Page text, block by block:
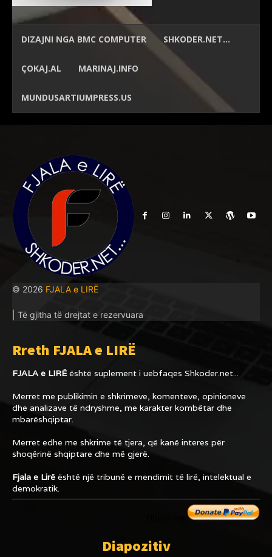
DIZAJNI NGA BMC COMPUTER SHKODER.NET…
ÇOKAJ.AL MARINAJ.INFO
MUNDUSARTIUMPRESS.US
© 2026 FJALA e LIRË
| Të gjitha të drejtat e rezervuara
Rreth FJALA e LIRË
FJALA e LIRËështë suplement i uebfaqes Shkoder.net...
Merret me publikimin e shkrimeve, komenteve, opinioneve
dhe analizave të ndryshme, me karakter kombëtar dhe
mbarëshqiptar.
Merret edhe me shkrime të tjera, që kanë interes për
shoqërinë shqiptare dhe më gjerë.
Fjala e Lirë është një tribunë e mendimit të lirë, intelektual e
demokratik.
Diapozitiv